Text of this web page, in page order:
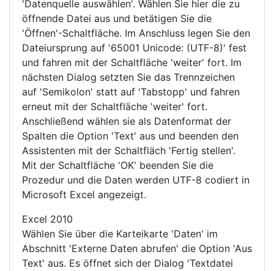
'Datenquelle auswählen'. Wählen Sie hier die zu
öffnende Datei aus und betätigen Sie die
'Öffnen'-Schaltfläche. Im Anschluss legen Sie den
Dateiursprung auf '65001 Unicode: (UTF-8)' fest
und fahren mit der Schaltfläche 'weiter' fort. Im
nächsten Dialog setzten Sie das Trennzeichen
auf 'Semikolon' statt auf 'Tabstopp' und fahren
erneut mit der Schaltfläche 'weiter' fort.
Anschließend wählen sie als Datenformat der
Spalten die Option 'Text' aus und beenden den
Assistenten mit der Schaltfläch 'Fertig stellen'.
Mit der Schaltfläche 'OK' beenden Sie die
Prozedur und die Daten werden UTF-8 codiert in
Microsoft Excel angezeigt.
Excel 2010
Wählen Sie über die Karteikarte 'Daten' im
Abschnitt 'Externe Daten abrufen' die Option 'Aus
Text' aus. Es öffnet sich der Dialog 'Textdatei